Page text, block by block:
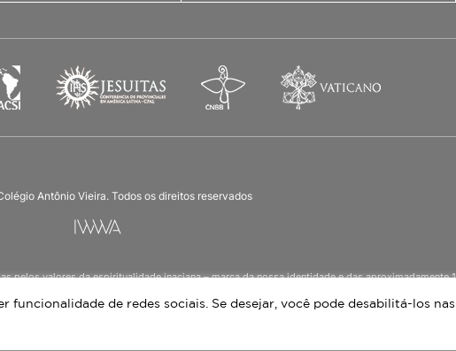
Antônio Vieira. Todos os direitos reservados
pelos valores da espiritualidade inaciana – marca da nossa identidade e das aproximadamente
de redes sociais. Se desejar, você pode desabilitá-los nas